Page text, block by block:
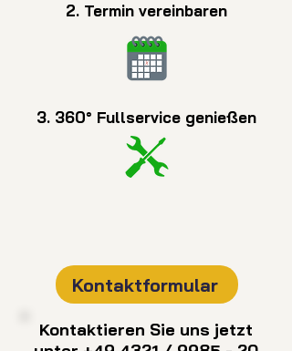
2. Termin vereinbaren
3. 360° Fullservice genießen
Kontaktformular
Kontaktieren Sie uns jetzt